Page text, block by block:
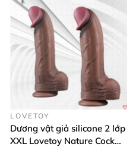
LOVETOY
Dương vật giả silicone 2 lớp
XXL Lovetoy Nature Cock